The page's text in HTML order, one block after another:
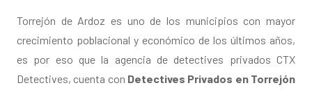
Torrejón de Ardoz es uno de los municipios con mayor
crecimiento poblacional y económico de los últimos años,
es por eso que la agencia de detectives privados CTX
Detectives, cuenta con Detectives Privados en Torrejón